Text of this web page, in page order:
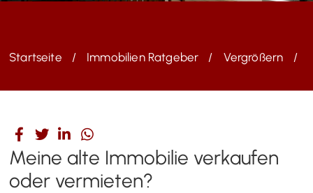
Startseite Immobilien Ratgeber Vergrößern
Meine alte Immobilie verkaufen
oder vermieten?